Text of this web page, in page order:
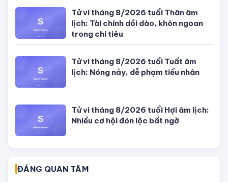
CÙNG CHUYÊN MỤC TỬ VI CỦA 12 CON GIÁP
Tử vi hôm nay, xem tử vi 12 con giáp
hôm nay ngày 5/8/2026: Tuổi Thân
Tử vi 12 cung hoàng đạo Thứ Sáu
ngày 31/7/2026: Song Tử tràn đầy
Tử vi hôm nay, xem tử vi 12 con giáp